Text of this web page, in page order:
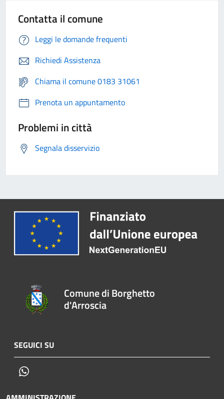
Contatta il comune
Leggi le domande frequenti
Richiedi Assistenza
Chiama il comune 0183 31061
Prenota un appuntamento
Problemi in città
Segnala disservizio
Comune di Borghetto
d'Arroscia
SEGUICI SU